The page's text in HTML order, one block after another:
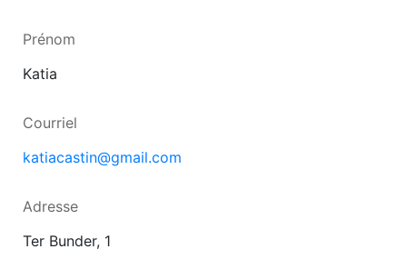
Prénom
Katia
Courriel
katiacastin@gmail.com
Adresse
Ter Bunder, 1